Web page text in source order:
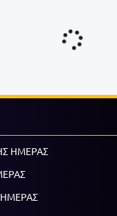
ΗΜΕΡΑΣ